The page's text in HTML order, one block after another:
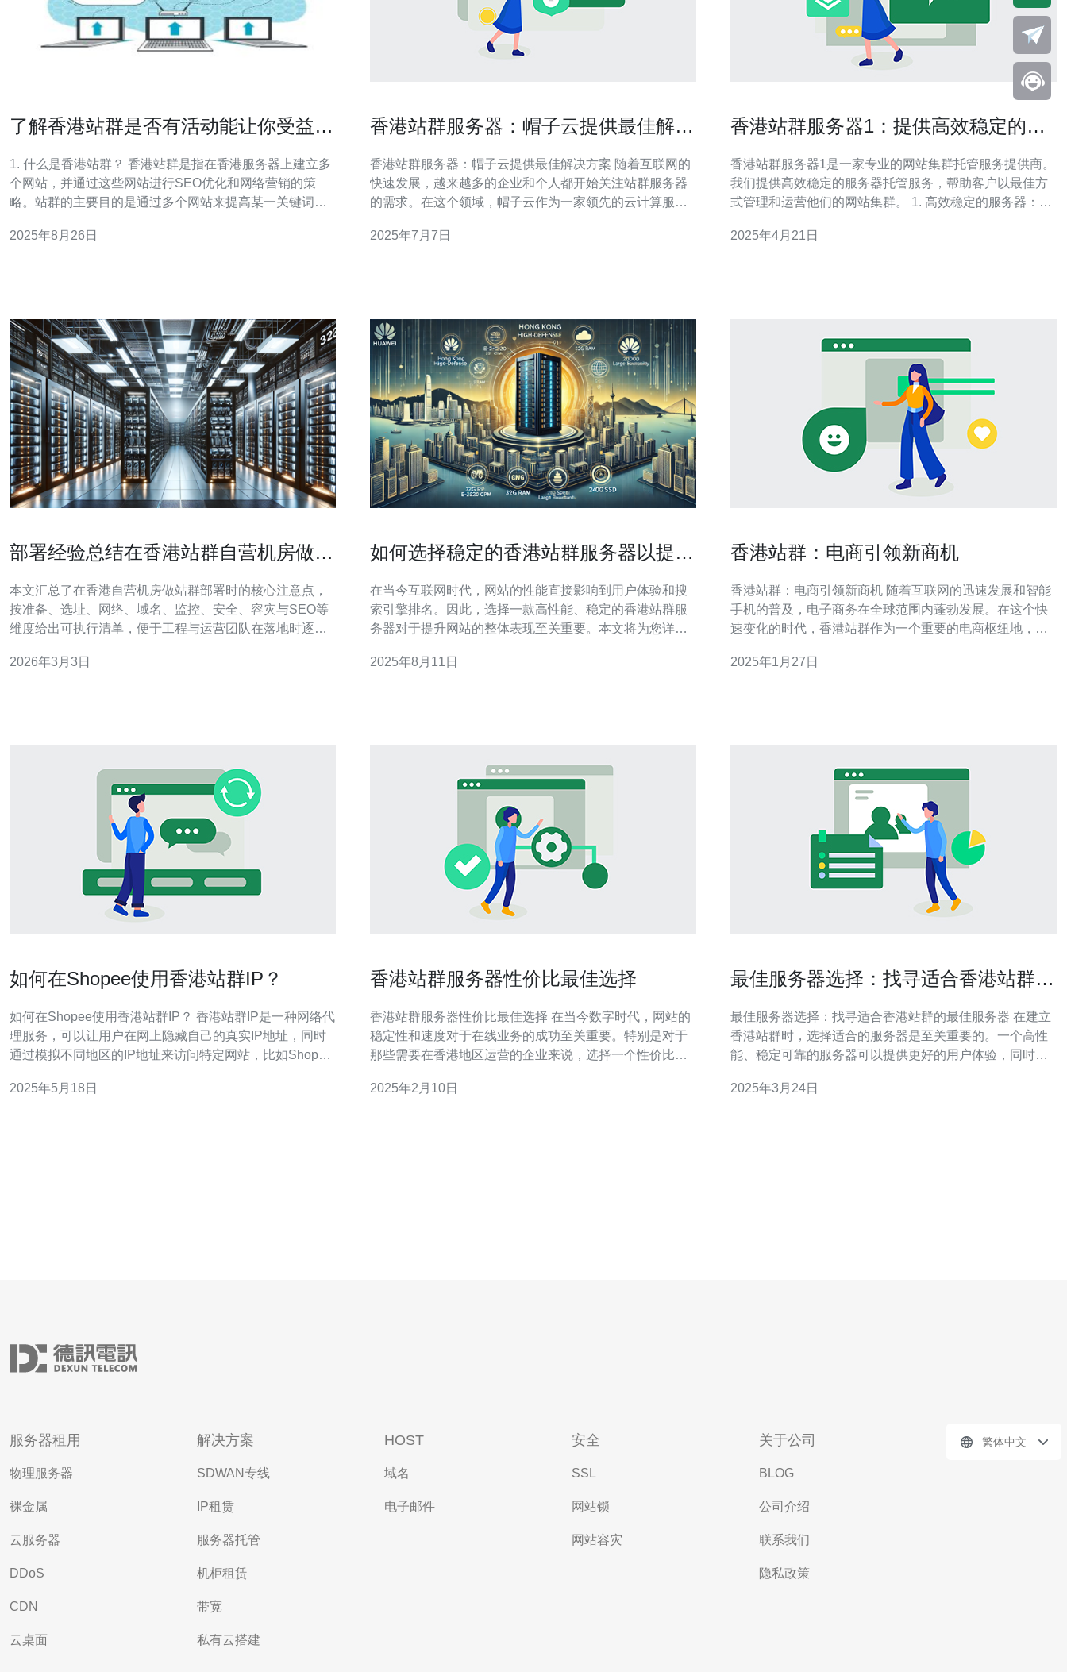
了解香港站群是否有活动能让你受益的
1. 什么是香港站群？ 香港站群是指在香港服务器上建立多
个网站，并通过这些网站进行SEO优化和网络营销的策
略。站群的主要目的是通过多个网站来提高某一关键词的
网络环境和政策优势，可以更好地进行市场推广。 2. 为什
2025年8月26日
香港站群服务器：帽子云提供最佳解决
香港站群服务器：帽子云提供最佳解决方案 随着互联网的
快速发展，越来越多的企业和个人都开始关注站群服务器
的需求。在这个领域，帽子云作为一家领先的云计算服务
务器有着明显的优势，包括更快的网络连接速度、更稳定
2025年7月7日
香港站群服务器1：提供高效稳定的网
香港站群服务器1是一家专业的网站集群托管服务提供商。
我们提供高效稳定的服务器托管服务，帮助客户以最佳方
式管理和运营他们的网站集群。 1. 高效稳定的服务器：香
的网站集群始终保持高效稳定的运行状态。 2. 专业的技术
2025年4月21日
部署经验总结在香港站群自营机房做站
本文汇总了在香港自营机房做站群部署时的核心注意点，
按准备、选址、网络、域名、监控、安全、容灾与SEO等
维度给出可执行清单，便于工程与运营团队在落地时逐项
资源？ 在开始前要清楚资源需求：带宽、服务器、IP、域
2026年3月3日
如何选择稳定的香港站群服务器以提升
在当今互联网时代，网站的性能直接影响到用户体验和搜
索引擎排名。因此，选择一款高性能、稳定的香港站群服
务器对于提升网站的整体表现至关重要。本文将为您详细
务商。 首先，您需要了解什么是站群服务器。站群服务器
2025年8月11日
香港站群：电商引领新商机
香港站群：电商引领新商机 随着互联网的迅速发展和智能
手机的普及，电子商务在全球范围内蓬勃发展。在这个快
速变化的时代，香港站群作为一个重要的电商枢纽地，逐
电商领域中的发展，并探讨其所带来的新商机。 香港站群
2025年1月27日
如何在Shopee使用香港站群IP？
如何在Shopee使用香港站群IP？ 香港站群IP是一种网络代
理服务，可以让用户在网上隐藏自己的真实IP地址，同时
通过模拟不同地区的IP地址来访问特定网站，比如Shopee
站，比如Shopee香港站，但由于地理位置限制无法直接访
2025年5月18日
香港站群服务器性价比最佳选择
香港站群服务器性价比最佳选择 在当今数字时代，网站的
稳定性和速度对于在线业务的成功至关重要。特别是对于
那些需要在香港地区运营的企业来说，选择一个性价比最
值得考虑的因素，并推荐几款性价比最佳的香港站群服务
2025年2月10日
最佳服务器选择：找寻适合香港站群的
最佳服务器选择：找寻适合香港站群的最佳服务器 在建立
香港站群时，选择适合的服务器是至关重要的。一个高性
能、稳定可靠的服务器可以提供更好的用户体验，同时也
最佳服务器。 首先，选择距离香港较近的服务器位置是非
2025年3月24日
服务器租用
物理服务器
裸金属
云服务器
DDoS
CDN
云桌面
解决方案
SDWAN专线
IP租赁
服务器托管
机柜租赁
带宽
私有云搭建
HOST
域名
电子邮件
安全
SSL
网站锁
网站容灾
关于公司
BLOG
公司介绍
联系我们
隐私政策
繁体中文